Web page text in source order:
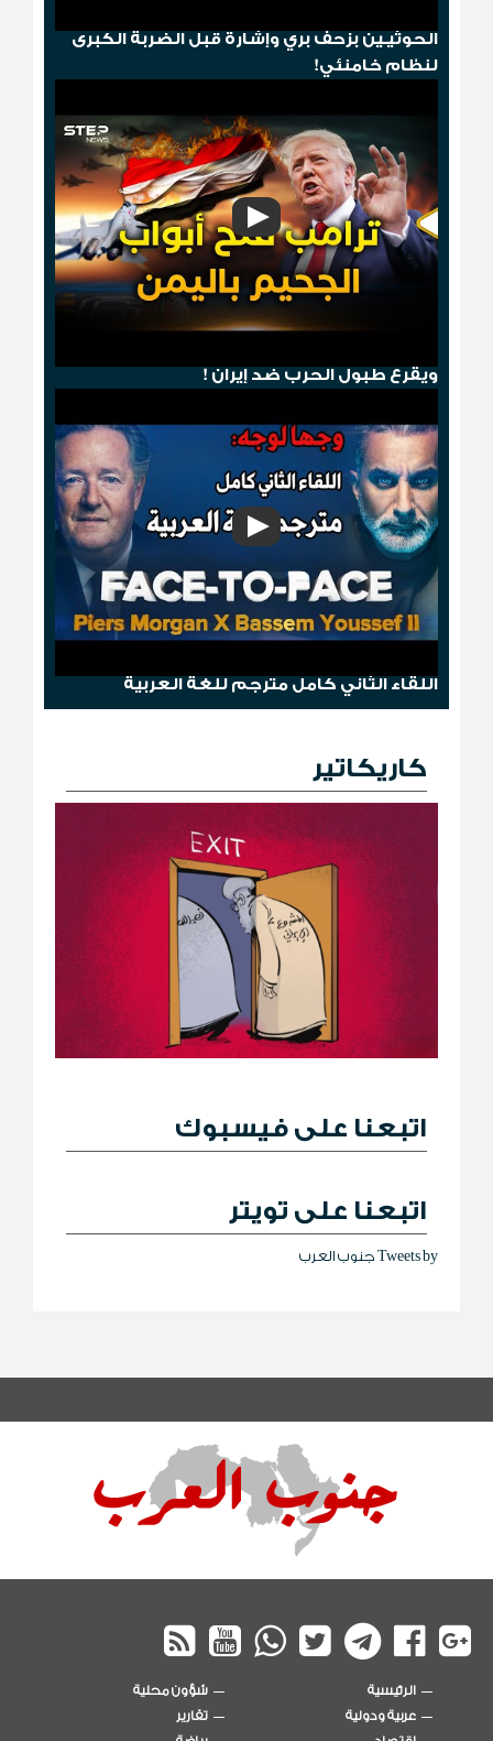
الحوثيـين بزحف بري وإشارة قبل الضربة الكبرى
لنظام خامنئي!
ويقرع طبول الحرب ضد إيران !
اللقاء الثاني كامل مترجم للغة العربية
كاريكاتير
اتبعنا على فيسبوك
اتبعنا على تويتر
Tweets by جنوب العرب
الرئيسية
شؤون محلية
عربية ودولية
تقارير